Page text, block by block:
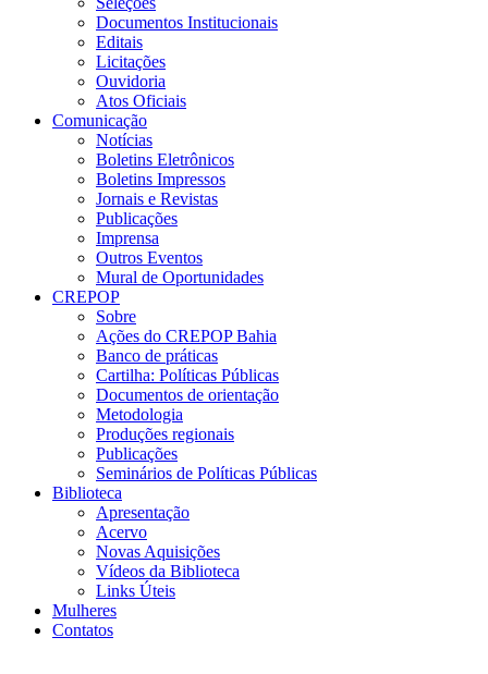
Documentos Institucionais
Editais
Licitações
Ouvidoria
Atos Oficiais
Comunicação
Notícias
Boletins Eletrônicos
Boletins Impressos
Jornais e Revistas
Publicações
Imprensa
Outros Eventos
Mural de Oportunidades
CREPOP
Sobre
Ações do CREPOP Bahia
Banco de práticas
Cartilha: Políticas Públicas
Documentos de orientação
Metodologia
Produções regionais
Publicações
Seminários de Políticas Públicas
Biblioteca
Apresentação
Acervo
Novas Aquisições
Vídeos da Biblioteca
Links Úteis
Mulheres
Contatos